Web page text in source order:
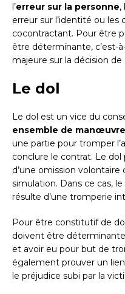
l’erreur sur la personne,
erreur sur l’identité ou les
cocontractant. Pour être
être déterminante, c’est-
majeure sur la décision de
Le dol
Le dol est un vice du
ensemble de
une partie pour tromper
conclure le contrat. Le
d’une omission volontaire
simulation. Dans ce cas,
résulte d’une tromperie
Pour être constitutif de
doivent être
et avoir eu pour but de
également prouver un
le préjudice subi par la